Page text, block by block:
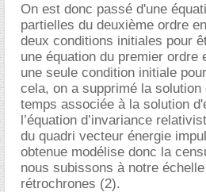
On est donc passé d'une
partielles du deuxième ordre
deux conditions initiales pour
une équation du premier ordre
une seule condition initiale
cela, on a supprimé la
temps associée à la solution
l’équation d’invariance
du quadri vecteur énergie
obtenue modélise donc la
nous subissons à notre
rétrochrones (2).